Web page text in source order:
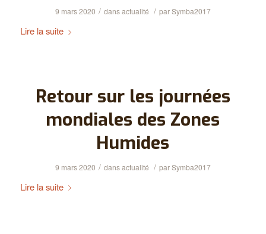
9 mars 2020 / dansactualité / parSymba2017
Lire la suite
Retour sur les journées
mondiales des Zones
Humides
9 mars 2020 / dansactualité / parSymba2017
Lire la suite